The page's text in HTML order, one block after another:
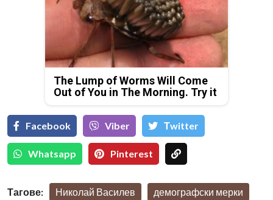
The Lump of Worms Will Come
Out of You in The Morning. Try it
Facebook Viber Тwitter
Whatsapp Pinterest
Тагове: Николай Василев демографски мерки